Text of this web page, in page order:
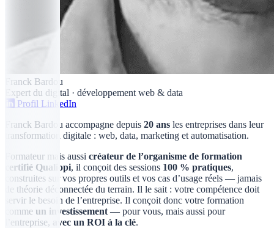
Franck Bardou
Expert du digital · développement web & data
Profil LinkedIn
Franck Bardou accompagne depuis 20 ans les entreprises dans leur
transformation digitale : web, data, marketing et automatisation.
Formateur mais aussi créateur de l’organisme de formation
certifié Qualiopi, il conçoit des sessions 100 % pratiques,
construites sur vos propres outils et vos cas d’usage réels — jamais
de théorie déconnectée du terrain. Il le sait : votre compétence doit
servir le besoin de l’entreprise. Il conçoit donc votre formation
comme un investissement — pour vous, mais aussi pour
l’entreprise, avec un ROI à la clé.